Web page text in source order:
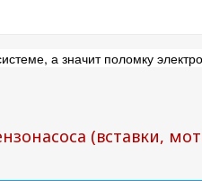
а значит поломку
(вставки,